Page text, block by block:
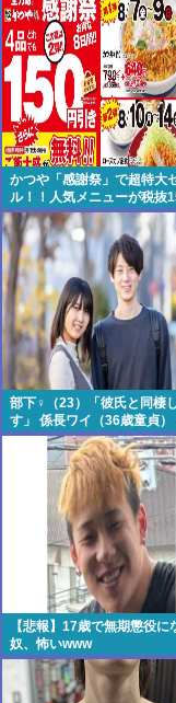
かつや「感謝祭」で超特大
ル！！人気メニューが税抜
引き！！！
部下♀（23）「彼氏と同棲
す」 係長ワイ（36歳童貞）
っ…？」
【悲報】17歳で無期懲役に
奴、怖いwww